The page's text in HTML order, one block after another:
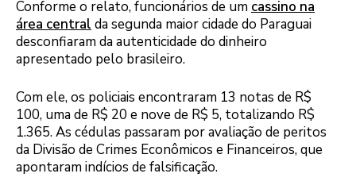
Conforme o relato, funcionários de um cassino na
área central da segunda maior cidade do Paraguai
desconfiaram da autenticidade do dinheiro
apresentado pelo brasileiro.
Com ele, os policiais encontraram 13 notas de R$
100, uma de R$ 20 e nove de R$ 5, totalizando R$
1.365. As cédulas passaram por avaliação de peritos
da Divisão de Crimes Econômicos e Financeiros, que
apontaram indícios de falsificação.